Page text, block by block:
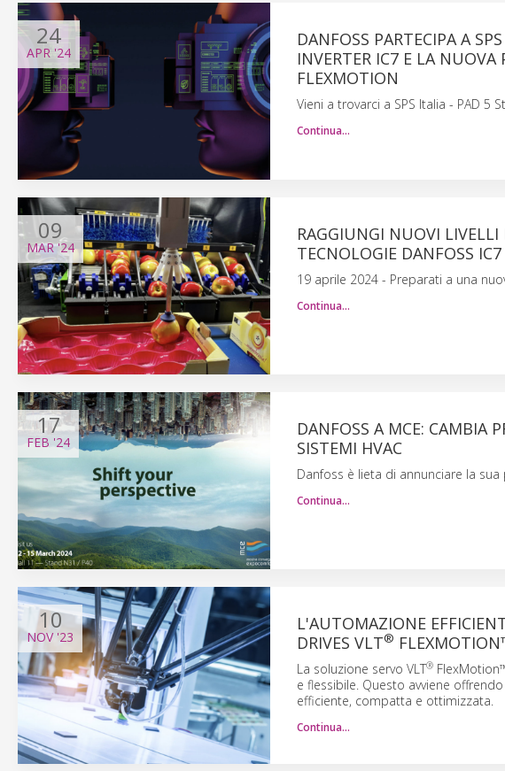
24
APR '24
DANFOSS PARTECIPA A
INVERTER IC7 E LA NUOVA
FLEXMOTION
Vieni a trovarci a SPS Italia - PAD 5
Continua…
09
MAR'24
RAGGIUNGI NUOVI
TECNOLOGIE DANFOSS
19 aprile 2024 - Preparati a una
Continua…
17
FEB '24
DANFOSS A MCE: CAMBIA
SISTEMI HVAC
Danfoss è lieta di annunciare la
Continua…
10
NOV'23
L'AUTOMAZIONE
DRIVES VLT®
La soluzione servo VLT®
e flessibile. Questo avviene
efficiente, compatta e ottimizzata.
Continua…